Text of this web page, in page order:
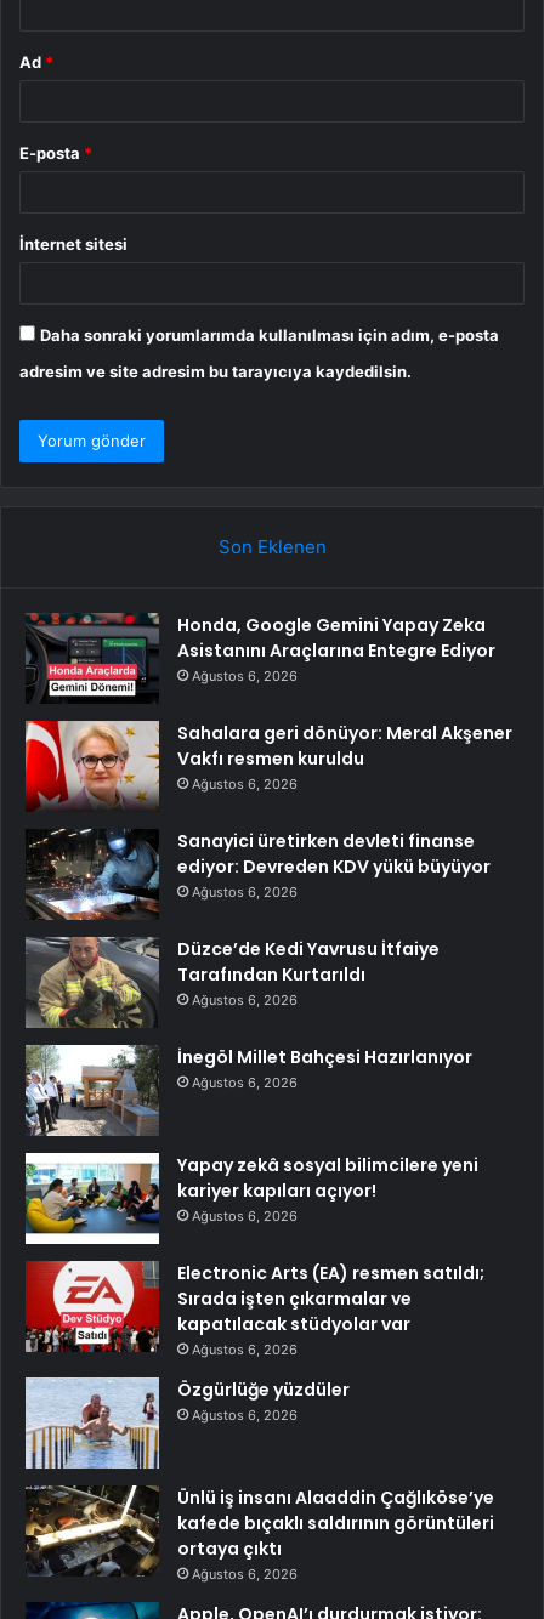
Ad *
E-posta *
İnternet sitesi
Daha sonraki yorumlarımda kullanılması için adım, e-posta
adresim ve site adresim bu tarayıcıya kaydedilsin.
Son Eklenen
Honda, Google Gemini Yapay Zeka
Asistanını Araçlarına Entegre Ediyor
Ağustos 6, 2026
Sahalara geri dönüyor: Meral Akşener
Vakfı resmen kuruldu
Ağustos 6, 2026
Sanayici üretirken devleti finanse
ediyor: Devreden KDV yükü büyüyor
Ağustos 6, 2026
Düzce’de Kedi Yavrusu İtfaiye
Tarafından Kurtarıldı
Ağustos 6, 2026
İnegöl Millet Bahçesi Hazırlanıyor
Ağustos 6, 2026
Yapay zekâ sosyal bilimcilere yeni
kariyer kapıları açıyor!
Ağustos 6, 2026
Electronic Arts (EA) resmen satıldı;
Sırada işten çıkarmalar ve
kapatılacak stüdyolar var
Ağustos 6, 2026
Özgürlüğe yüzdüler
Ağustos 6, 2026
Ünlü iş insanı Alaaddin Çağlıköse’ye
kafede bıçaklı saldırının görüntüleri
ortaya çıktı
Ağustos 6, 2026